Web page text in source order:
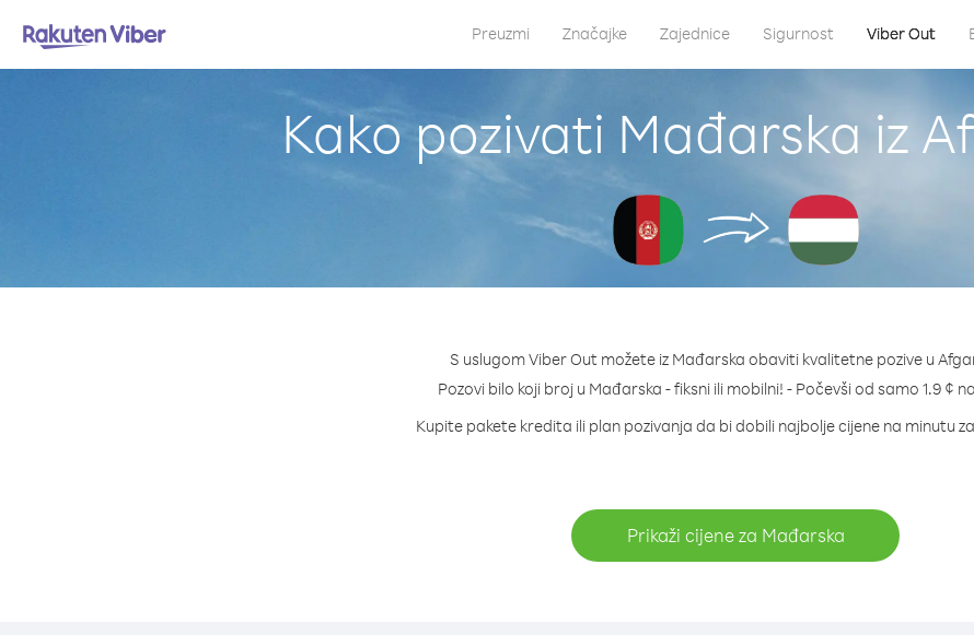
Preuzmi Značajke Zajednice Sigurnost Viber Out
Kako pozivati Mađarska iz
S uslugom Viber Out možete iz Mađarska obaviti kvalitetne pozive u
Pozovi bilo koji broj u Mađarska - fiksni ili mobilni! - Počevši od samo 1.9 ¢
Kupite pakete kredita ili plan pozivanja da bi dobili najbolje cijene na minutu
Prikaži cijene za Mađarska